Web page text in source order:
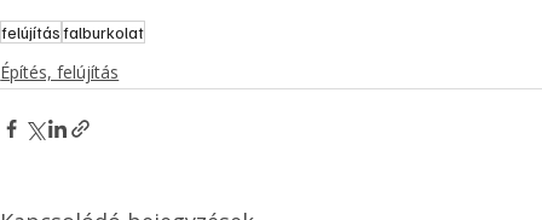
felújításfalburkolat
Építés, felújítás